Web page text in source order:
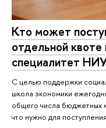
Кто может
отдельной квоте
специалитет
С целью поддержки
школа экономики
общего числа бюджетных
что нужно для